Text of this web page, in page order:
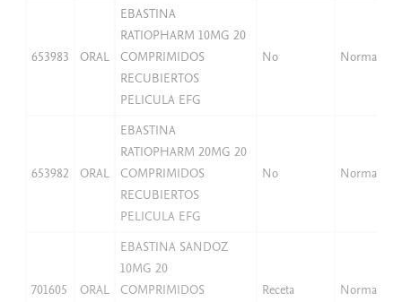
653983 ORAL
EBASTINA
RATIOPHARM 10MG 20
COMPRIMIDOS
RECUBIERTOS
PELICULA EFG
No Normal
653982 ORAL
EBASTINA
RATIOPHARM 20MG 20
COMPRIMIDOS
RECUBIERTOS
PELICULA EFG
No Normal
701605 ORAL
EBASTINA SANDOZ
10MG 20
COMPRIMIDOS
Receta Normal